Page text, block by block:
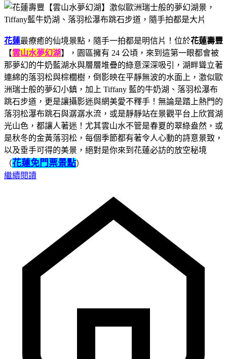
花蓮最療癒的仙境景點，隨手一拍都是明信片！位於花蓮壽豐
【雲山水夢幻湖】，園區擁有 24 公頃，來到這第一眼都會被
那夢幻的牛奶藍湖水與層層堆疊的綠意深深吸引，湖畔聳立著
連綿的落羽松與棕櫚樹，倒影映在平靜無波的水面上，激似歐
洲瑞士般的夢幻小鎮，加上 Tiffany 藍的牛奶湖、落羽松瀑布
跳石步道，更是讓攝影迷與網美愛不釋手！無論是踏上熱門的
落羽松瀑布跳石與潺潺水流，或是靜靜站在景觀平台上欣賞湖
光山色，都讓人著迷！尤其雲山水不管是春夏的翠綠盎然，或
是秋冬的金黃落羽松，每個季節都有著令人心動的詩意景致，
以及垂手可得的美景，絕對是你來到花蓮必訪的放空秘境
（花蓮免門票景點）
繼續閱讀